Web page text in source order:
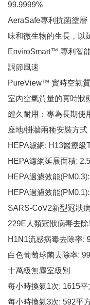
99.9999%
AeraSafe專利抗菌塗層
味和微生物的生長，以
EnviroSmart™ 專利智
調節風速
PureView™ 實時空氣
室內空氣質量的實時狀
經久耐用：專為長期使
座地/掛牆兩種安裝方式
HEPA濾網: H13醫療級
HEPA濾網延展面積:
HEPA過濾效能
HEPA過濾效能
SARS-CoV2新型冠狀
229E人類冠狀病毒去
H1N1流感病毒去除率:
白色葡萄球菌去除率:
十萬級無塵室級別
每小時換氣1次: 1615平
每小時換氣3次: 592平